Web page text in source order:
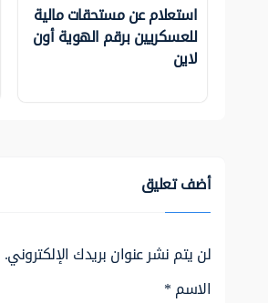
استعلام عن مستحقات مالية
للعسكريين برقم الهوية أون
لاين
أضف تعليق
لن يتم نشر عنوان بريدك الإلكتروني.
الاسم*